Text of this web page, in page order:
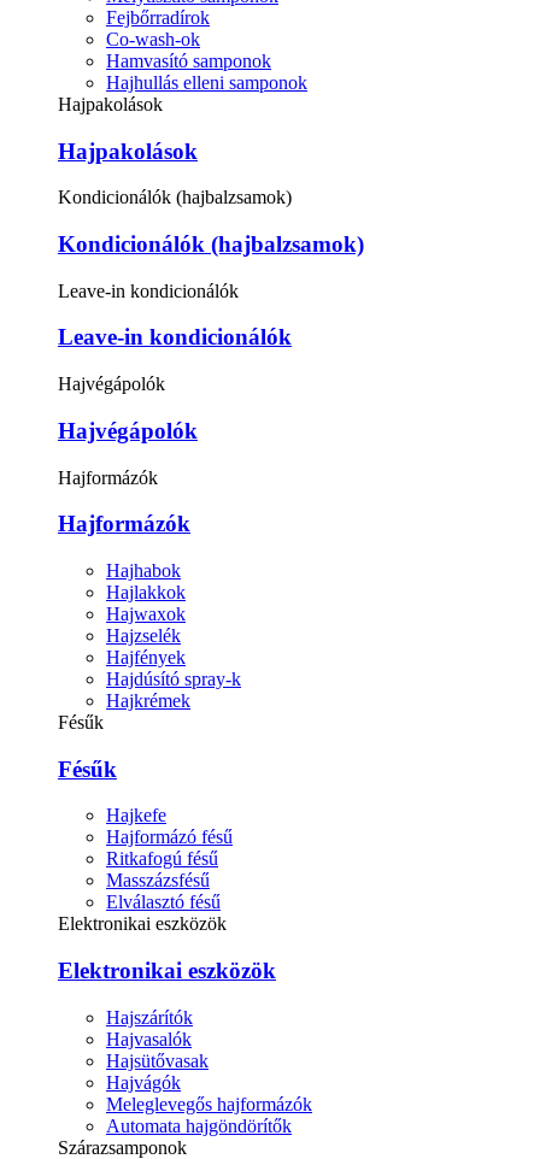
Fejbőrradírok
Co-wash-ok
Hamvasító samponok
Hajhullás elleni samponok
Hajpakolások
Hajpakolások
Kondicionálók (hajbalzsamok)
Kondicionálók (hajbalzsamok)
Leave-in kondicionálók
Leave-in kondicionálók
Hajvégápolók
Hajvégápolók
Hajformázók
Hajformázók
Hajhabok
Hajlakkok
Hajwaxok
Hajzselék
Hajfények
Hajdúsító spray-k
Hajkrémek
Fésűk
Fésűk
Hajkefe
Hajformázó fésű
Ritkafogú fésű
Masszázsfésű
Elválasztó fésű
Elektronikai eszközök
Elektronikai eszközök
Hajszárítók
Hajvasalók
Hajsütővasak
Hajvágók
Meleglevegős hajformázók
Automata hajgöndörítők
Szárazsamponok